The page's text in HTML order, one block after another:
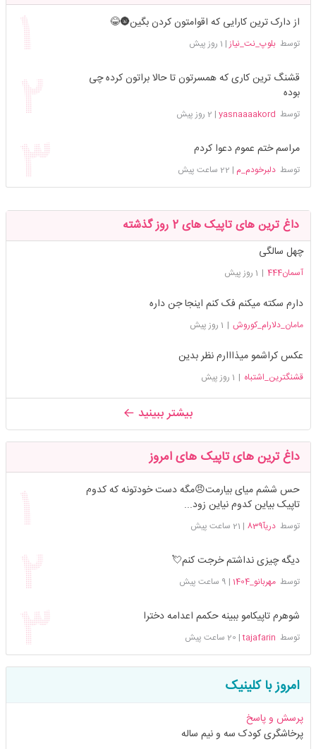
از دارک ترین کارایی که اقوامتون کردن بگین🌚😂
توسطبلوپ_نت_نیاز | 1 روز پیش
قشنگ ترین کاری که همسرتون تا حالا براتون کرده چی
بوده
توسط yasnaaaakord
| 2 روز پیش
مراسم ختم عموم دعوا کردم
توسطدلبرخودم_م | 22 ساعت پیش
داغ ترین های تاپیک های 2 روز گذشته
چهل سالگی
آسمان444 | 1 روز پیش
دارم سکته میکنم فک کنم اینجا جن داره
مامان_دلارام_کوروش | 1 روز پیش
عکس کراشمو میذااارم نظر بدین
قشنگترین_اشتباه | 1 روز پیش
بیشتر ببینید
داغ ترین های تاپیک های امروز
حس ششم میای بیارمت😠مگه دست خودتونه که کدوم
تاپیک بیاین کدوم نیاین زود...
توسطدریآ839 | 21 ساعت پیش
دیگه چیزی نداشتم خرجت کنم💘
توسطمهربانو_1404 | 9 ساعت پیش
شوهرم تاپیکامو ببینه حکمم اعدامه دخترا
توسط tajafarin
| 20 ساعت پیش
امروز با کلینیک
پرسش و پاسخ
پرخاشگری کودک سه و نیم ساله